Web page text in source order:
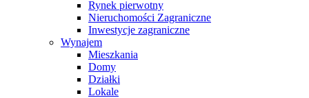
Rynek pierwotny
Nieruchomości Zagraniczne
Inwestycje zagraniczne
Wynajem
Mieszkania
Domy
Działki
Lokale